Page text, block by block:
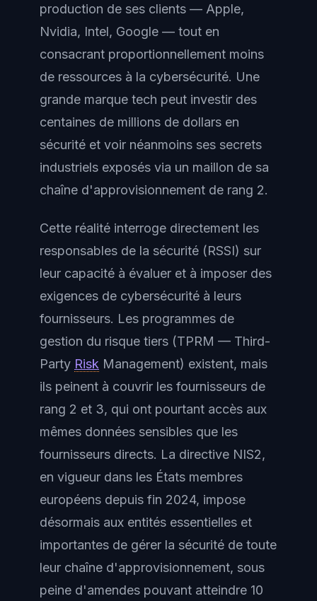
production de ses clients — Apple,
Nvidia, Intel, Google — tout en
consacrant proportionnellement moins
de ressources à la cybersécurité. Une
grande marque tech peut investir des
centaines de millions de dollars en
sécurité et voir néanmoins ses secrets
industriels exposés via un maillon de sa
chaîne d'approvisionnement de rang 2.
Cette réalité interroge directement les
responsables de la sécurité (RSSI) sur
leur capacité à évaluer et à imposer des
exigences de cybersécurité à leurs
fournisseurs. Les programmes de
gestion du risque tiers (TPRM — Third-
Party Risk Management) existent, mais
ils peinent à couvrir les fournisseurs de
rang 2 et 3, qui ont pourtant accès aux
mêmes données sensibles que les
fournisseurs directs. La directive NIS2,
en vigueur dans les États membres
européens depuis fin 2024, impose
désormais aux entités essentielles et
importantes de gérer la sécurité de toute
leur chaîne d'approvisionnement, sous
peine d'amendes pouvant atteindre 10